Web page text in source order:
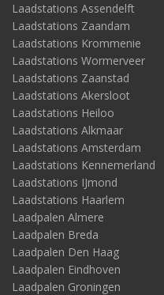
Laadstations Assendelft
Laadstations Zaandam
Laadstations Krommenie
Laadstations Wormerveer
Laadstations Zaanstad
Laadstations Akersloot
Laadstations Heiloo
Laadstations Alkmaar
Laadstations Amsterdam
Laadstations Kennemerland
Laadstations IJmond
Laadstations Haarlem
Laadpalen Almere
Laadpalen Breda
Laadpalen Den Haag
Laadpalen Eindhoven
Laadpalen Groningen